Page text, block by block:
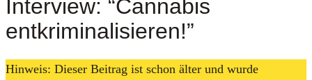
Interview: “Cannabis
entkriminalisieren!”
Hinweis: Dieser Beitrag ist schon älter und wurde